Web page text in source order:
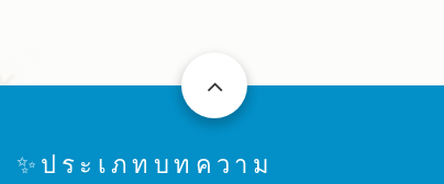
✨ประเภทบทความ